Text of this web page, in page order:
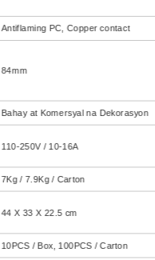
Antiflaming PC, Copper contact
84mm
Bahay at Komersyal na Dekorasyon
110-250V / 10-16A
7Kg / 7.9Kg / Carton
44 X 33 X 22.5 cm
10PCS / Box, 100PCS / Carton